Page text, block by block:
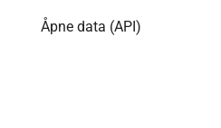
Åpne data (API)